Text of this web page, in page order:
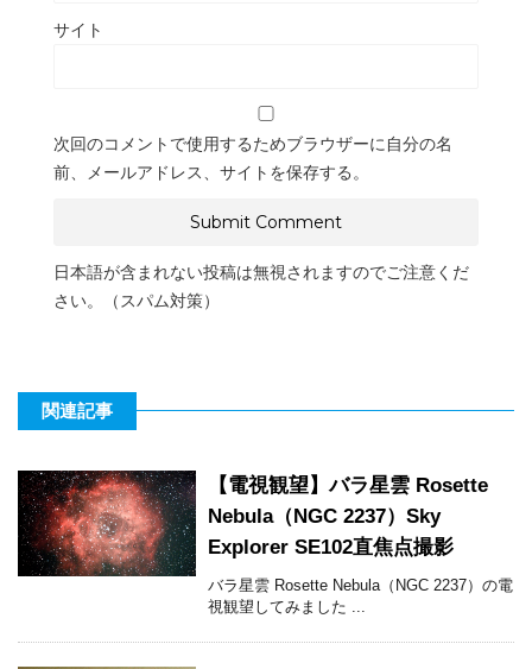
サイト
次回のコメントで使用するためブラウザーに自分の名
前、メールアドレス、サイトを保存する。
日本語が含まれない投稿は無視されますのでご注意くだ
さい。（スパム対策）
関連記事
【電視観望】バラ星雲 Rosette
Nebula（NGC 2237）Sky
Explorer SE102直焦点撮影
バラ星雲 Rosette Nebula（NGC 2237）の電
視観望してみました ...